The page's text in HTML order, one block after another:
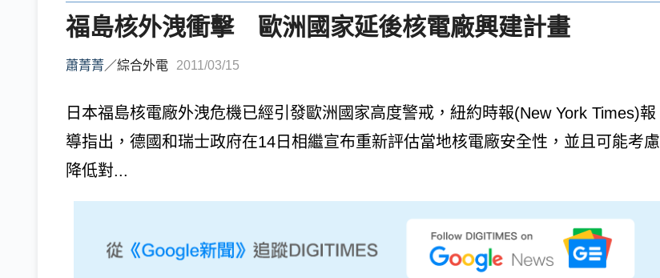
福島核外洩衝擊 歐洲國家延後核電廠興建計畫
蕭菁菁／綜合外電 2011/03/15
日本福島核電廠外洩危機已經引發歐洲國家高度警戒，紐約時報(New York Times)報
導指出，德國和瑞士政府在14日相繼宣布重新評估當地核電廠安全性，並且可能考慮
降低對...